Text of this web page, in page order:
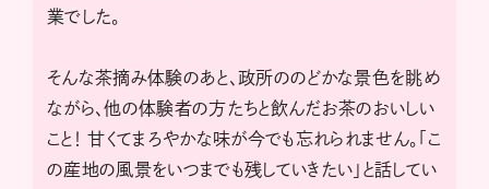
業でした。
そんな茶摘み体験のあと、政所ののどかな景色を眺め
ながら、他の体験者の方たちと飲んだお茶のおいしい
こと！ 甘くてまろやかな味が今でも忘れられません。「こ
の産地の風景をいつまでも残していきたい」と話してい